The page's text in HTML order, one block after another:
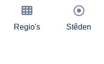
Regio's Stêden